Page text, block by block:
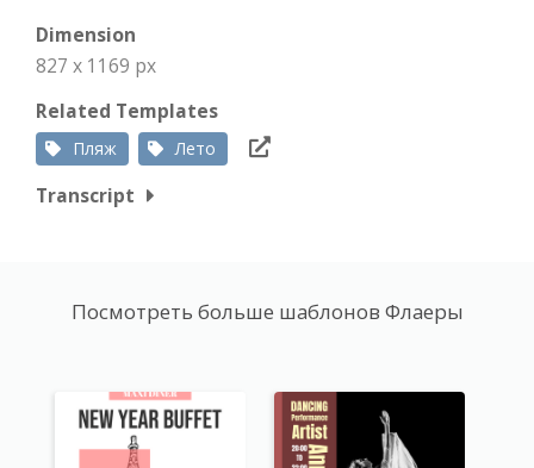
Dimension
827 x 1169 px
Related Templates
Пляж Лето
Transcript
Посмотреть больше шаблонов Флаеры